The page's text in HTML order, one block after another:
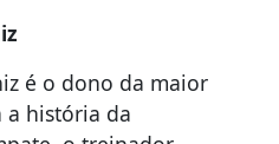
é o dono da maior
história da